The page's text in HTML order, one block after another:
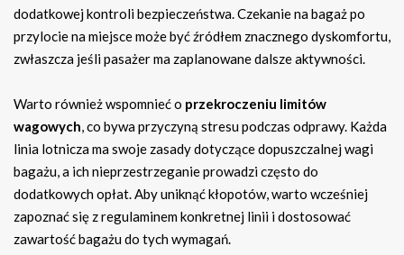
dodatkowej kontroli bezpieczeństwa. Czekanie na bagaż po
przylocie na miejsce może być źródłem znacznego dyskomfortu,
zwłaszcza jeśli pasażer ma zaplanowane dalsze aktywności.
Warto również wspomnieć o przekroczeniu limitów
wagowych , co bywa przyczyną stresu podczas odprawy. Każda
linia lotnicza ma swoje zasady dotyczące dopuszczalnej wagi
bagażu, a ich nieprzestrzeganie prowadzi często do
dodatkowych opłat. Aby uniknąć kłopotów, warto wcześniej
zapoznać się z regulaminem konkretnej linii i dostosować
zawartość bagażu do tych wymagań.